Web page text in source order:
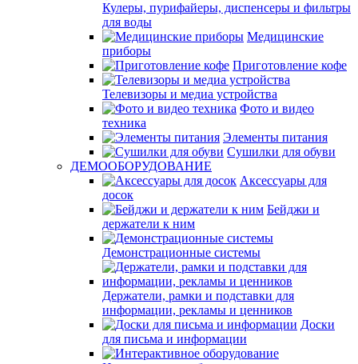
Кулеры, пурифайеры, диспенсеры и фильтры
для воды
Медицинские
приборы
Приготовление кофе
Телевизоры и медиа устройства
Фото и видео
техника
Элементы питания
Сушилки для обуви
ДЕМООБОРУДОВАНИЕ
Аксессуары для
досок
Бейджи и
держатели к ним
Демонстрационные системы
Держатели, рамки и подставки для
информации, рекламы и ценников
Доски
для письма и информации